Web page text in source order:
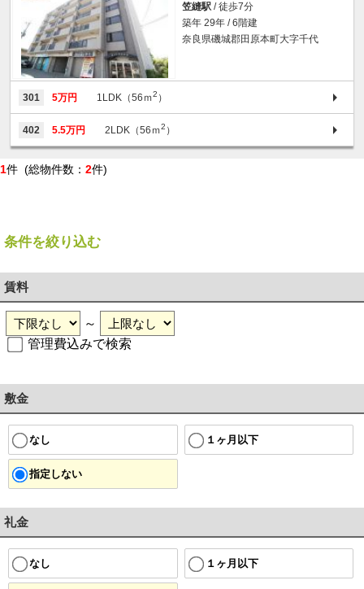
笠縫駅 / 徒歩7分
築年 29年 / 6階建
奈良県磯城郡田原本町大字千代
301 5万円 1LDK（56ｍ2 ）
402 5.5万円 2LDK（56ｍ2 ）
1件 (総物件数： 2件)
条件を絞り込む
賃料
～
管理費込みで検索
敷金
なし １ヶ月以下
指定しない
礼金
なし １ヶ月以下